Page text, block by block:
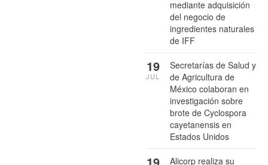
mediante adquisición
del negocio de
ingredientes naturales
de IFF
Secretarías de Salud y
de Agricultura de
México colaboran en
investigación sobre
brote de Cyclospora
cayetanensis en
Estados Unidos
19
JUL
Alicorp realiza su